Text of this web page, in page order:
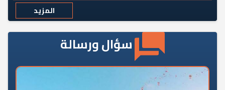
المزيد
سؤال ورسالة